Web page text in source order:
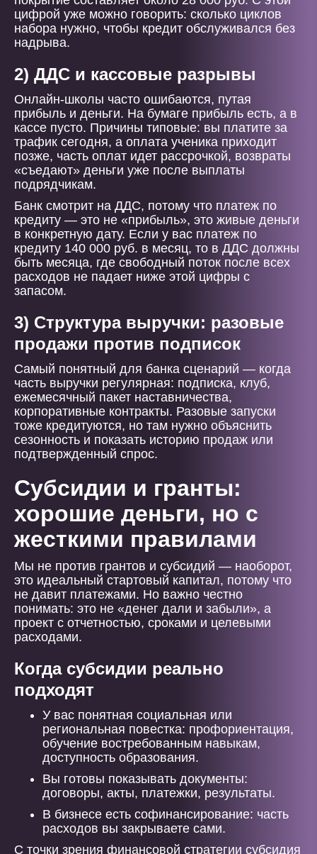
цифрой уже можно говорить: сколько циклов
набора нужно, чтобы кредит обслуживался без
надрыва.
2) ДДС и кассовые разрывы
Онлайн-школы часто ошибаются, путая
прибыль и деньги. На бумаге прибыль есть, а в
кассе пусто. Причины типовые: вы платите за
трафик сегодня, а оплата ученика приходит
позже, часть оплат идет рассрочкой, возвраты
«съедают» деньги уже после выплаты
подрядчикам.
Банк смотрит на ДДС, потому что платеж по
кредиту — это не «прибыль», это живые деньги
в конкретную дату. Если у вас платеж по
кредиту 140 000 руб. в месяц, то в ДДС должны
быть месяца, где свободный поток после всех
расходов не падает ниже этой цифры с
запасом.
3) Структура выручки: разовые
продажи против подписок
Самый понятный для банка сценарий — когда
часть выручки регулярная: подписка, клуб,
ежемесячный пакет наставничества,
корпоративные контракты. Разовые запуски
тоже кредитуются, но там нужно объяснить
сезонность и показать историю продаж или
подтвержденный спрос.
Субсидии и гранты:
хорошие деньги, но с
жесткими правилами
Мы не против грантов и субсидий — наоборот,
это идеальный стартовый капитал, потому что
не давит платежами. Но важно честно
понимать: это не «денег дали и забыли», а
проект с отчетностью, сроками и целевыми
расходами.
Когда субсидии реально
подходят
У вас понятная социальная или
региональная повестка: профориентация,
обучение востребованным навыкам,
доступность образования.
Вы готовы показывать документы:
договоры, акты, платежки, результаты.
В бизнесе есть софинансирование: часть
расходов вы закрываете сами.
С точки зрения финансовой стратегии субсидия